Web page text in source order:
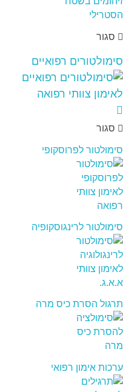
סגור
סימולטורים רפואיים
סגור
סימולטור לפרוסקופי
סימולטור לרינגוסקופיה
תרגול הסרת כיס מרה
ערכות אימון רפואי